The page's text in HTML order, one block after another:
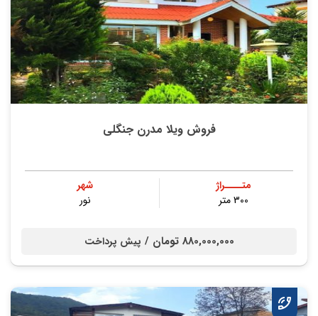
فروش ویلا مدرن جنگلی
متــــراژ
300 متر
شهر
نور
880,000,000 تومان / پیش پرداخت